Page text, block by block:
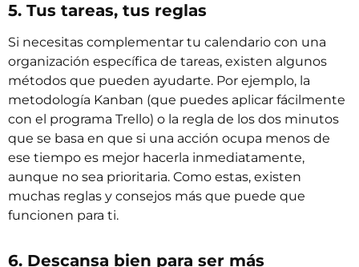
5. Tus tareas, tus reglas
Si necesitas complementar tu calendario con una
organización específica de tareas, existen algunos
métodos que pueden ayudarte. Por ejemplo, la
metodología Kanban (que puedes aplicar fácilmente
con el programa Trello) o la regla de los dos minutos
que se basa en que si una acción ocupa menos de
ese tiempo es mejor hacerla inmediatamente,
aunque no sea prioritaria. Como estas, existen
muchas reglas y consejos más que puede que
funcionen para ti.
6. Descansa bien para ser más